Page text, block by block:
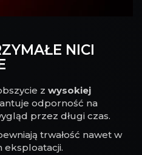
NICI
z wysokiej
odporność na
przez długi czas.
trwałość nawet w
eksploatacji.